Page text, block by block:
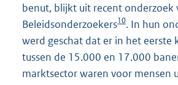
benut, blijkt uit recent onderzoek
Beleidsonderzoekers10. In hun
werd geschat dat er in het eerste
tussen de 15.000 en 17.000
marktsector waren voor mensen